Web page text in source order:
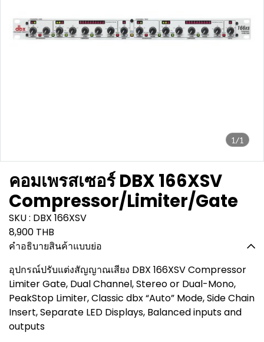
1/1
คอมเพรสเซอร์ DBX 166XSV
Compressor/Limiter/Gate
SKU : DBX 166XSV
8,900 THB
คำอธิบายสินค้าแบบย่อ
อุปกรณ์ปรับแต่งสัญญาณเสียง DBX 166XSV Compressor
Limiter Gate, Dual Channel, Stereo or Dual-Mono,
PeakStop Limiter, Classic dbx “Auto” Mode, Side Chain
Insert, Separate LED Displays, Balanced inputs and
outputs